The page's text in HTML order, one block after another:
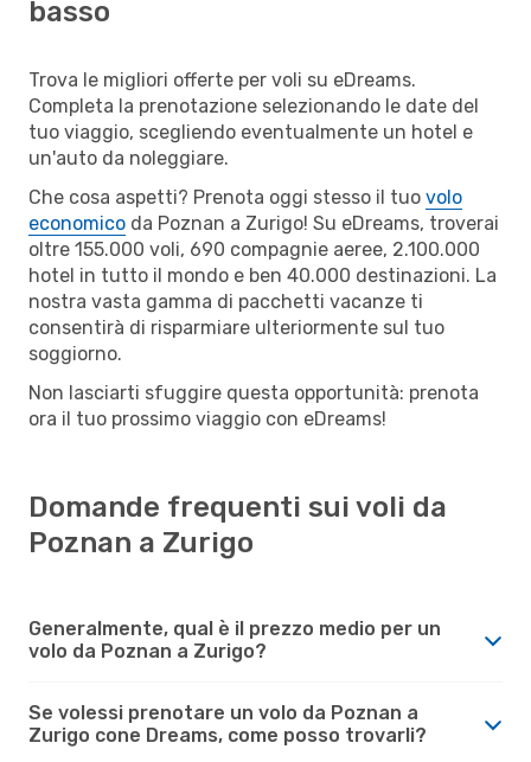
basso
Trova le migliori offerte per voli su eDreams.
Completa la prenotazione selezionando le date del
tuo viaggio, scegliendo eventualmente un hotel e
un'auto da noleggiare.
Che cosa aspetti? Prenota oggi stesso il tuo volo
economico da Poznan a Zurigo! Su eDreams, troverai
oltre 155.000 voli, 690 compagnie aeree, 2.100.000
hotel in tutto il mondo e ben 40.000 destinazioni. La
nostra vasta gamma di pacchetti vacanze ti
consentirà di risparmiare ulteriormente sul tuo
soggiorno.
Non lasciarti sfuggire questa opportunità: prenota
ora il tuo prossimo viaggio con eDreams!
Domande frequenti sui voli da
Poznan a Zurigo
Generalmente, qual è il prezzo medio per un
volo da Poznan a Zurigo?
Se volessi prenotare un volo da Poznan a
Zurigo cone Dreams, come posso trovarli?